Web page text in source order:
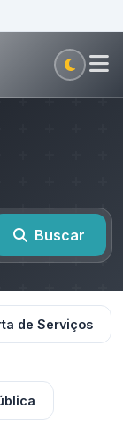
Buscar
de Serviços